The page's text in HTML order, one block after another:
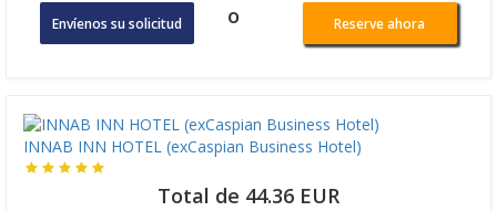
Envíenos su solicitud o Reserve ahora
INNAB INN HOTEL (exCaspian Business Hotel)
Total de 44.36 EUR